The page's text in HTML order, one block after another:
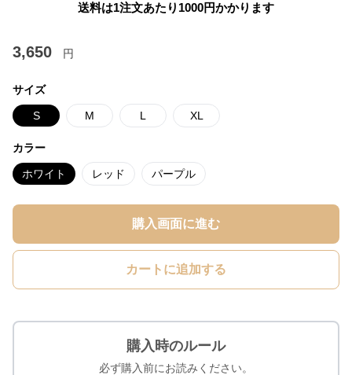
送料は1注文あたり 1000円かかります
3,650 円
サイズ
S M L XL
カラー
ホワイト レッド パープル
購入画面に進む
カートに追加する
購入時のルール
必ず購入前にお読みください。